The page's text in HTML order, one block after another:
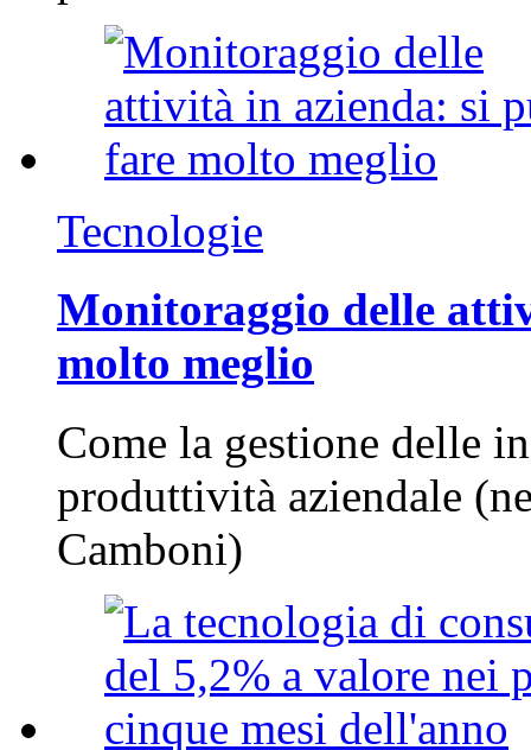
Tecnologie
Monitoraggio delle
molto meglio
Come la gestione delle
produttività aziendale
Camboni)